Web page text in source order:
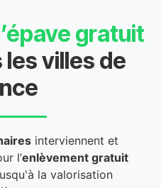
gratuit
villes de
interviennent et
l’enlèvement gratuit
la valorisation